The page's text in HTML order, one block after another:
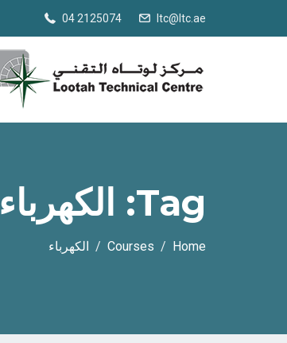
ltc@ltc.ae
04 2125074
Tag: الكهرباء
Home
Courses الكهرباء